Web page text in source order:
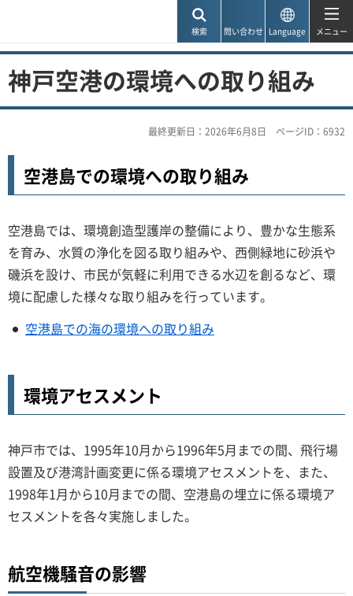
検索 問い合わせ Language メニュー
神戸空港の環境への取り組み
最終更新日：2026年6月8日 ページID：6932
空港島での環境への取り組み
空港島では、環境創造型護岸の整備により、豊かな生態系
を育み、水質の浄化を図る取り組みや、西側緑地に砂浜や
磯浜を設け、市民が気軽に利用できる水辺を創るなど、環
境に配慮した様々な取り組みを行っています。
空港島での海の環境への取り組み
環境アセスメント
神戸市では、1995年10月から1996年5月までの間、飛行場
設置及び港湾計画変更に係る環境アセスメントを、また、
1998年1月から10月までの間、空港島の埋立に係る環境ア
セスメントを各々実施しました。
航空機騒音の影響